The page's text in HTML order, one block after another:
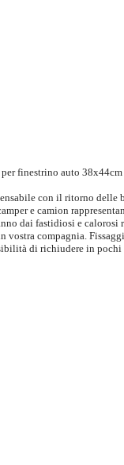
finestrino auto 38x44cm
con il ritorno delle
e camion
dai fastidiosi e calorosi
compagnia.
di richiudere in